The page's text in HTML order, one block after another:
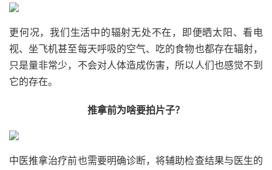
更何况，我们生活中的辐射无处不在，即便晒太阳、看电
视、坐飞机甚至每天呼吸的空气、吃的食物也都存在辐射，
只是量非常少，不会对人体造成伤害，所以人们也感觉不到
它的存在。
推拿前为啥要拍片子？
中医推拿治疗前也需要明确诊断，将辅助检查结果与医生的